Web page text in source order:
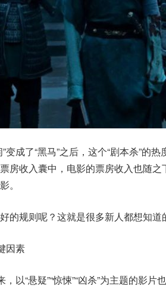
成了“黑马”之后，这个“剧本杀”的
房收入囊中，电影的票房收入也随
。
的规则呢？这就是很多新人都想知道
因素
以“悬疑”“惊悚”“凶杀”为主题的影片